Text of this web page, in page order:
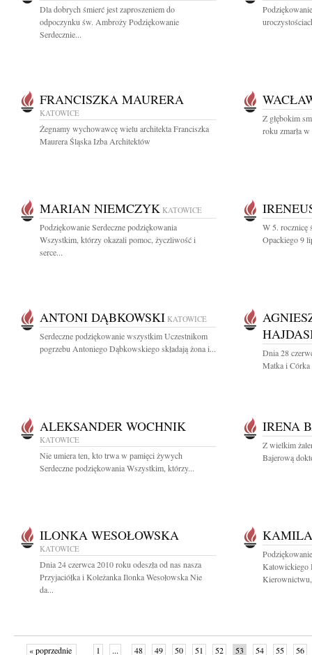
Dla dobrych śmierć jest zaproszeniem do
odpoczynku św. Ambroży Podziękowanie
Serdecznie...
FRANCISZKA MAURERA
KATOWICE
Żegnamy wychowawcę wielu architekta Franciszka
Maurera Śląska Izba Architektów
Z głębokim
roku zmarła
MARIAN NIEMCZYK KATOWICE
Podziękowanie Serdeczne podziękowania
Wszystkim, którzy okazali pomoc, życzliwość i
serce...
W 5. rocznicę
Opackiego 9
ANTONI DĄBKOWSKI KATOWICE
Serdeczne podziękowanie wszystkim Uczestnikom
pogrzebu Antoniego Dąbkowskiego składają żona i...
Dnia 28
Matka i
ALEKSANDER WOCHNIK
KATOWICE
Nie umiera ten, kto trwa w pamięci żywych
Serdeczne podziękowania Wszystkim, którzy...
IRENA
Z wielkim
Bajerową
ILONKA WESOŁOWSKA
KATOWICE
Dnia 24 czerwca 2010 roku odeszła od nas nasza
Przyjaciółka i Koleżanka Ilonka Wesołowska Nie
da...
Katowickiego
« poprzednie 1 ... 48 49 50 51 52 53 54 55 56